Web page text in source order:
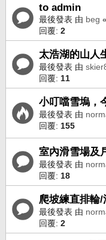
to admin
最後發表 由 beg «
回覆: 2
太浩湖的山人
最後發表 由
回覆: 11
小叮噹雪塢，
最後發表 由
回覆: 155
室內滑雪場及
最後發表 由
回覆: 18
爬坡練直排輪/
最後發表 由
回覆: 2